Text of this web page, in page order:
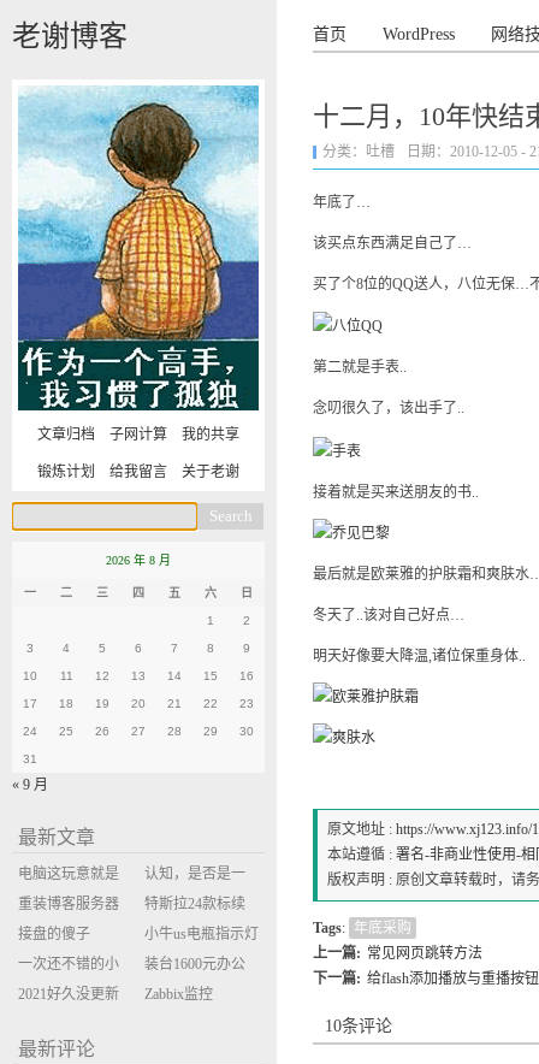
老谢博客 首页 WordPress 网络
十二月，10年快结
分类： 吐槽 日期：2010-12-05 -
年底了…
该买点东西满足自己了…
买了个8位的QQ送人，八位无保…
第二就是手表..
念叨很久了，该出手了..
接着就是买来送朋友的书..
最后就是欧莱雅的护肤霜和爽肤水
冬天了..该对自己好点…
明天好像要大降温,诸位保重身体..
原文地址 :https://www.xj123.info/
本站遵循 :署名-非商业性使用-相
版权声明 : 原创文章转载时，请
Tags: 年底采购
上一篇: 常见网页跳转方法
下一篇: 给flash添加播放与重播按钮
10条评论
文章归档 子网计算 我的共享
锻炼计划 给我留言 关于老谢
2026 年 8 月
一 二 三 四 五 六 日
1 2
3 4 5 6 7 8 9
10 11 12 13 14 15 16
17 18 19 20 21 22 23
24 25 26 27 28 29 30
31
« 9 月
最新文章
电脑这玩意就是
缝缝补补的事
认知，是否是一
座大山？当架构
决策变成配置清
单比价
重装博客服务器
环境
特斯拉24款标续
Model Y 2万公里
使用体验
接盘的傻子
小牛us电瓶指示灯
闪三次不上电
一次还不错的小
米售后体验
装台1600元办公
主机
2021好久没更新
Zabbix监控
最新评论